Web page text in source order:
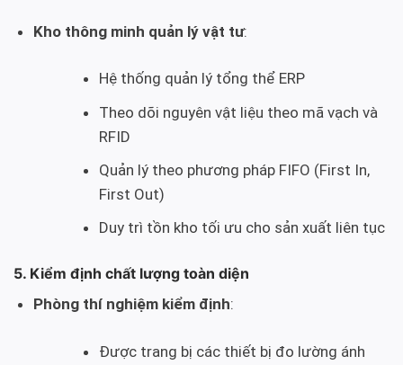
Kho thông minh quản lý vật tư:
Hệ thống quản lý tổng thể ERP
Theo dõi nguyên vật liệu theo mã vạch và
RFID
Quản lý theo phương pháp FIFO (First In,
First Out)
Duy trì tồn kho tối ưu cho sản xuất liên tục
5. Kiểm định chất lượng toàn diện
Phòng thí nghiệm kiểm định:
Được trang bị các thiết bị đo lường ánh